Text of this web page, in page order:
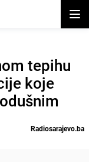
tepihu
koje
Radiosarajevo.ba